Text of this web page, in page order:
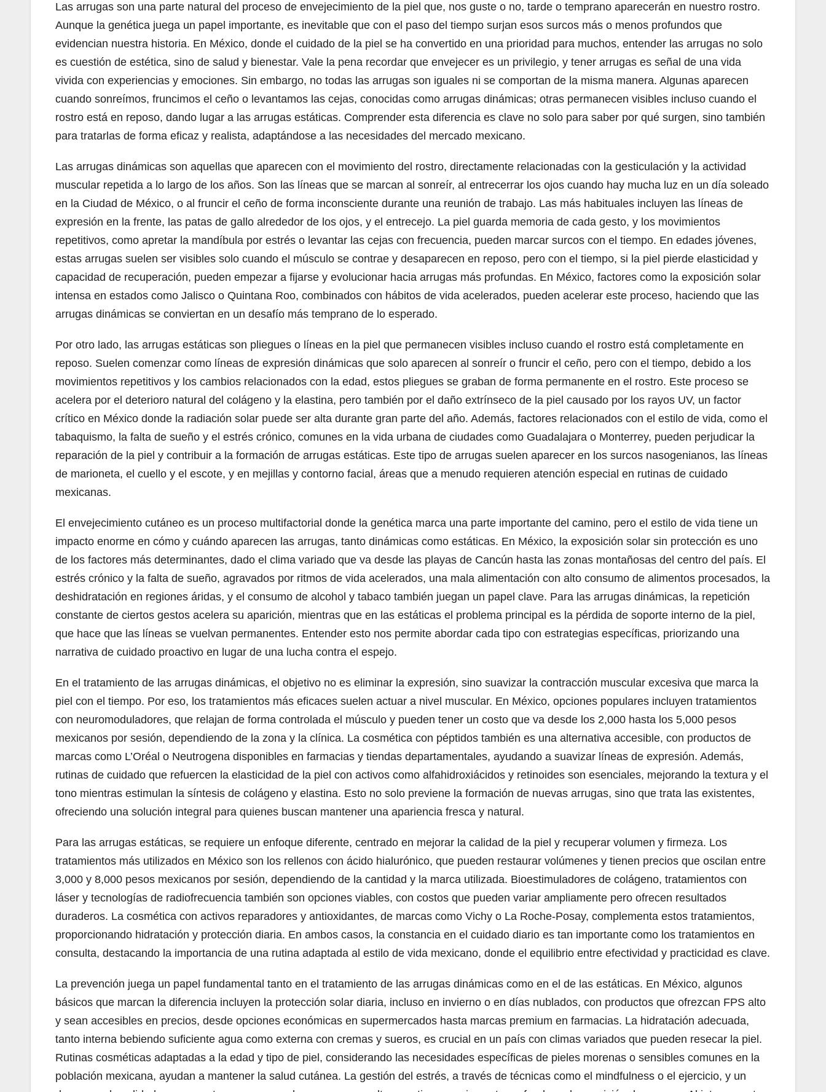
Las arrugas son una parte natural del proceso de envejecimiento de la piel que, nos guste o no, tarde o temprano aparecerán en nuestro rostro.
Aunque la genética juega un papel importante, es inevitable que con el paso del tiempo surjan esos surcos más o menos profundos que
evidencian nuestra historia. En México, donde el cuidado de la piel se ha convertido en una prioridad para muchos, entender las arrugas no solo
es cuestión de estética, sino de salud y bienestar. Vale la pena recordar que envejecer es un privilegio, y tener arrugas es señal de una vida
vivida con experiencias y emociones. Sin embargo, no todas las arrugas son iguales ni se comportan de la misma manera. Algunas aparecen
cuando sonreímos, fruncimos el ceño o levantamos las cejas, conocidas como arrugas dinámicas; otras permanecen visibles incluso cuando el
rostro está en reposo, dando lugar a las arrugas estáticas. Comprender esta diferencia es clave no solo para saber por qué surgen, sino también
para tratarlas de forma eficaz y realista, adaptándose a las necesidades del mercado mexicano.
Las arrugas dinámicas son aquellas que aparecen con el movimiento del rostro, directamente relacionadas con la gesticulación y la actividad
muscular repetida a lo largo de los años. Son las líneas que se marcan al sonreír, al entrecerrar los ojos cuando hay mucha luz en un día soleado
en la Ciudad de México, o al fruncir el ceño de forma inconsciente durante una reunión de trabajo. Las más habituales incluyen las líneas de
expresión en la frente, las patas de gallo alrededor de los ojos, y el entrecejo. La piel guarda memoria de cada gesto, y los movimientos
repetitivos, como apretar la mandíbula por estrés o levantar las cejas con frecuencia, pueden marcar surcos con el tiempo. En edades jóvenes,
estas arrugas suelen ser visibles solo cuando el músculo se contrae y desaparecen en reposo, pero con el tiempo, si la piel pierde elasticidad y
capacidad de recuperación, pueden empezar a fijarse y evolucionar hacia arrugas más profundas. En México, factores como la exposición solar
intensa en estados como Jalisco o Quintana Roo, combinados con hábitos de vida acelerados, pueden acelerar este proceso, haciendo que las
arrugas dinámicas se conviertan en un desafío más temprano de lo esperado.
Por otro lado, las arrugas estáticas son pliegues o líneas en la piel que permanecen visibles incluso cuando el rostro está completamente en
reposo. Suelen comenzar como líneas de expresión dinámicas que solo aparecen al sonreír o fruncir el ceño, pero con el tiempo, debido a los
movimientos repetitivos y los cambios relacionados con la edad, estos pliegues se graban de forma permanente en el rostro. Este proceso se
acelera por el deterioro natural del colágeno y la elastina, pero también por el daño extrínseco de la piel causado por los rayos UV, un factor
crítico en México donde la radiación solar puede ser alta durante gran parte del año. Además, factores relacionados con el estilo de vida, como el
tabaquismo, la falta de sueño y el estrés crónico, comunes en la vida urbana de ciudades como Guadalajara o Monterrey, pueden perjudicar la
reparación de la piel y contribuir a la formación de arrugas estáticas. Este tipo de arrugas suelen aparecer en los surcos nasogenianos, las líneas
de marioneta, el cuello y el escote, y en mejillas y contorno facial, áreas que a menudo requieren atención especial en rutinas de cuidado
mexicanas.
El envejecimiento cutáneo es un proceso multifactorial donde la genética marca una parte importante del camino, pero el estilo de vida tiene un
impacto enorme en cómo y cuándo aparecen las arrugas, tanto dinámicas como estáticas. En México, la exposición solar sin protección es uno
de los factores más determinantes, dado el clima variado que va desde las playas de Cancún hasta las zonas montañosas del centro del país. El
estrés crónico y la falta de sueño, agravados por ritmos de vida acelerados, una mala alimentación con alto consumo de alimentos procesados, la
deshidratación en regiones áridas, y el consumo de alcohol y tabaco también juegan un papel clave. Para las arrugas dinámicas, la repetición
constante de ciertos gestos acelera su aparición, mientras que en las estáticas el problema principal es la pérdida de soporte interno de la piel,
que hace que las líneas se vuelvan permanentes. Entender esto nos permite abordar cada tipo con estrategias específicas, priorizando una
narrativa de cuidado proactivo en lugar de una lucha contra el espejo.
En el tratamiento de las arrugas dinámicas, el objetivo no es eliminar la expresión, sino suavizar la contracción muscular excesiva que marca la
piel con el tiempo. Por eso, los tratamientos más eficaces suelen actuar a nivel muscular. En México, opciones populares incluyen tratamientos
con neuromoduladores, que relajan de forma controlada el músculo y pueden tener un costo que va desde los 2,000 hasta los 5,000 pesos
mexicanos por sesión, dependiendo de la zona y la clínica. La cosmética con péptidos también es una alternativa accesible, con productos de
marcas como L’Oréal o Neutrogena disponibles en farmacias y tiendas departamentales, ayudando a suavizar líneas de expresión. Además,
rutinas de cuidado que refuercen la elasticidad de la piel con activos como alfahidroxiácidos y retinoides son esenciales, mejorando la textura y el
tono mientras estimulan la síntesis de colágeno y elastina. Esto no solo previene la formación de nuevas arrugas, sino que trata las existentes,
ofreciendo una solución integral para quienes buscan mantener una apariencia fresca y natural.
Para las arrugas estáticas, se requiere un enfoque diferente, centrado en mejorar la calidad de la piel y recuperar volumen y firmeza. Los
tratamientos más utilizados en México son los rellenos con ácido hialurónico, que pueden restaurar volúmenes y tienen precios que oscilan entre
3,000 y 8,000 pesos mexicanos por sesión, dependiendo de la cantidad y la marca utilizada. Bioestimuladores de colágeno, tratamientos con
láser y tecnologías de radiofrecuencia también son opciones viables, con costos que pueden variar ampliamente pero ofrecen resultados
duraderos. La cosmética con activos reparadores y antioxidantes, de marcas como Vichy o La Roche-Posay, complementa estos tratamientos,
proporcionando hidratación y protección diaria. En ambos casos, la constancia en el cuidado diario es tan importante como los tratamientos en
consulta, destacando la importancia de una rutina adaptada al estilo de vida mexicano, donde el equilibrio entre efectividad y practicidad es clave.
La prevención juega un papel fundamental tanto en el tratamiento de las arrugas dinámicas como en el de las estáticas. En México, algunos
básicos que marcan la diferencia incluyen la protección solar diaria, incluso en invierno o en días nublados, con productos que ofrezcan FPS alto
y sean accesibles en precios, desde opciones económicas en supermercados hasta marcas premium en farmacias. La hidratación adecuada,
tanto interna bebiendo suficiente agua como externa con cremas y sueros, es crucial en un país con climas variados que pueden resecar la piel.
Rutinas cosméticas adaptadas a la edad y tipo de piel, considerando las necesidades específicas de pieles morenas o sensibles comunes en la
población mexicana, ayudan a mantener la salud cutánea. La gestión del estrés, a través de técnicas como el mindfulness o el ejercicio, y un